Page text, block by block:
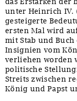
unter Heinrich IV.
gesteigerte
ersten Mal wird
mit Stab und Buch
Insignien vom
verliehen worden
politische
Streits zwischen
König und Papst